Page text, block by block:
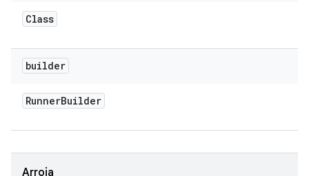
Class
builder
RunnerBuilder
Arroja